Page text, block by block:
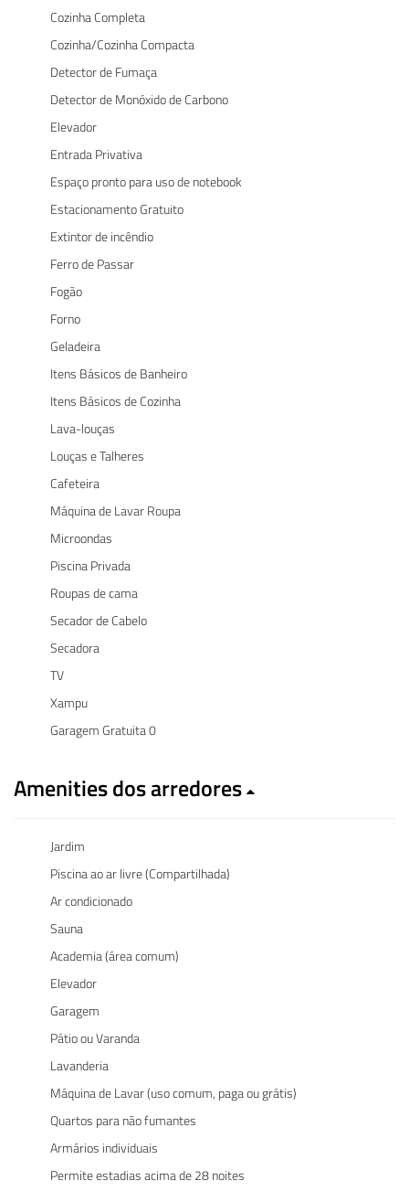
Cozinha Completa
Cozinha/Cozinha Compacta
Detector de Fumaça
Detector de Monóxido de Carbono
Elevador
Entrada Privativa
Espaço pronto para uso de notebook
Estacionamento Gratuito
Extintor de incêndio
Ferro de Passar
Fogão
Forno
Geladeira
Itens Básicos de Banheiro
Itens Básicos de Cozinha
Lava-louças
Louças e Talheres
Cafeteira
Máquina de Lavar Roupa
Microondas
Piscina Privada
Roupas de cama
Secador de Cabelo
Secadora
TV
Xampu
Garagem Gratuita 0
Amenities dos arredores
Jardim
Piscina ao ar livre (Compartilhada)
Ar condicionado
Sauna
Academia (área comum)
Elevador
Garagem
Pátio ou Varanda
Lavanderia
Máquina de Lavar (uso comum, paga ou grátis)
Quartos para não fumantes
Armários individuais
Permite estadias acima de 28 noites